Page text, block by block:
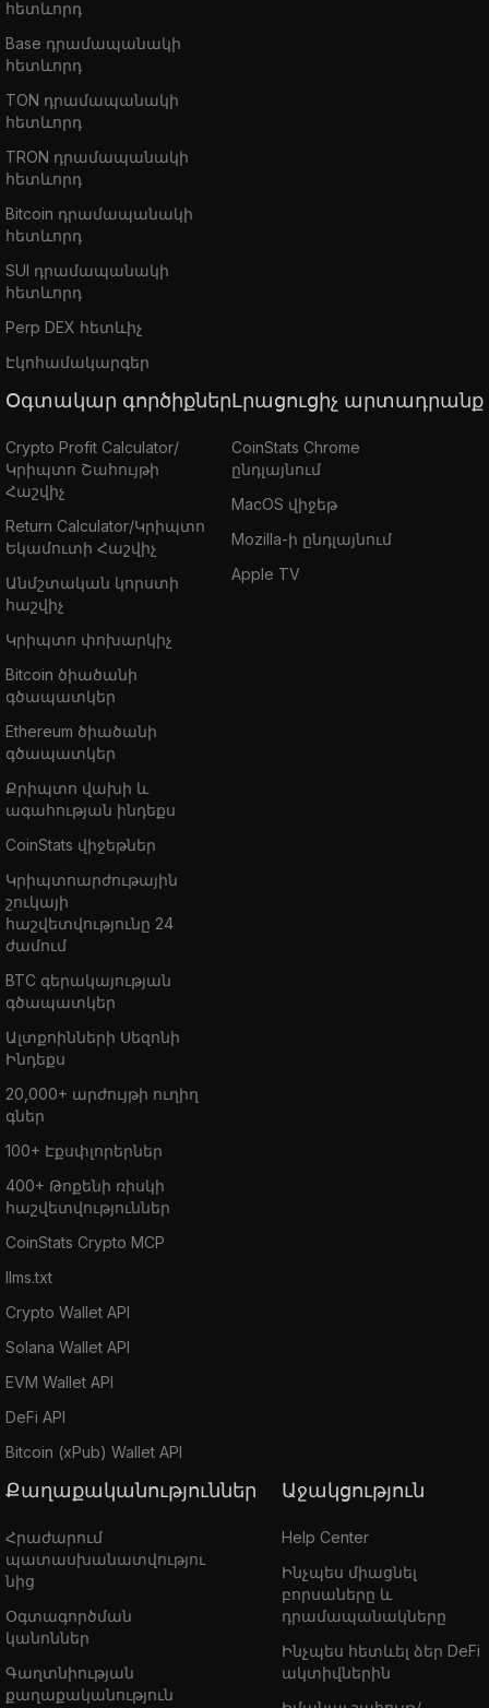
հետևորդ
Base դրամապանակի
հետևորդ
TON դրամապանակի
հետևորդ
TRON դրամապանակի
հետևորդ
Bitcoin դրամապանակի
հետևորդ
SUI դրամապանակի
հետևորդ
Perp DEX հետևիչ
Էկոհամակարգեր
Օգտակար գործիքներ
Crypto Profit Calculator/
Կրիպտո Շահույթի
Հաշվիչ
Return Calculator/Կրիպտո
Եկամուտի Հաշվիչ
Անմշտական կորստի
հաշվիչ
Կրիպտո փոխարկիչ
Bitcoin ծիածանի
գծապատկեր
Ethereum ծիածանի
գծապատկեր
Քրիպտո վախի և
ագահության ինդեքս
CoinStats վիջեթներ
Կրիպտոարժութային
շուկայի
հաշվետվությունը 24
ժամում
BTC գերակայության
գծապատկեր
Ալտքոինների Սեզոնի
Ինդեքս
20,000+ արժույթի ուղիղ
գներ
100+ Էքսփլորերներ
400+ Թոքենի ռիսկի
հաշվետվություններ
CoinStats Crypto MCP
llms.txt
Crypto Wallet API
Solana Wallet API
EVM Wallet API
DeFi API
Bitcoin (xPub) Wallet API
Լրացուցիչ արտադրանք
CoinStats Chrome
ընդլայնում
MacOS վիջեթ
Mozilla-ի ընդլայնում
Apple TV
Քաղաքականություններ
Հրաժարում
պատասխանատվությու
նից
Օգտագործման
կանոններ
Գաղտնիության
քաղաքականություն
Աջակցություն
Help Center
Ինչպես միացնել
բորսաները և
դրամապանակները
Ինչպես հետևել ձեր DeFi
ակտիվներին